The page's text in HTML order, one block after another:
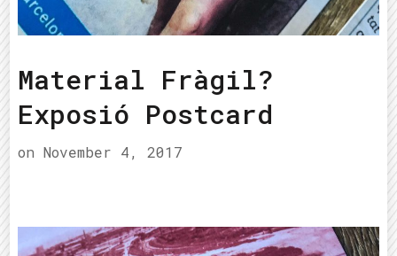
Material Fràgil?
Exposió Postcard
on November 4, 2017